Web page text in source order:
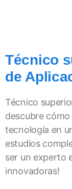
Técnico
de
Técnico
descubre
tecnología en
estudios
ser un experto
innovadoras!